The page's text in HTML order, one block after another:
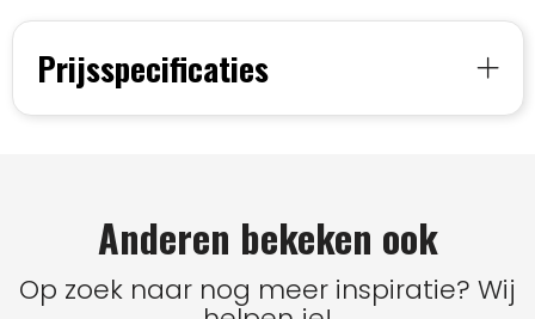
Prijsspecificaties
Anderen bekeken ook
Op zoek naar nog meer inspiratie? Wij